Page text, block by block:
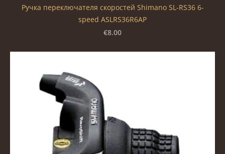
Ручка переключателя скоростей Shimano SL-RS36 6-
speed ASLRS36R6AP
€8.00